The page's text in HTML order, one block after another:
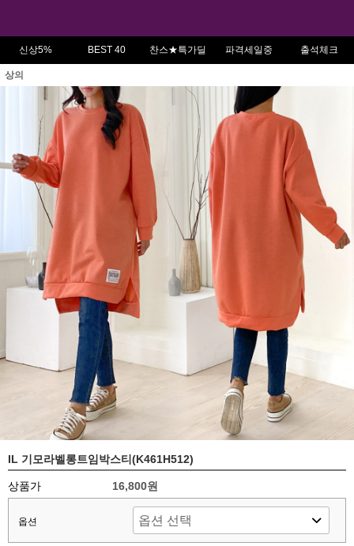
신상5% BEST 40 찬스★특가딜 파격세일중 출석체크
상의
IL 기모라벨롱트임박스티(K461H512)
상품가 16,800원
옵션